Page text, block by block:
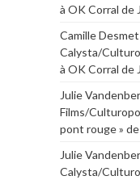
à OK Corral de
Camille Desmet
Calysta/
à OK Corral de
Julie
Films/
pont rouge »
Julie
Calysta/